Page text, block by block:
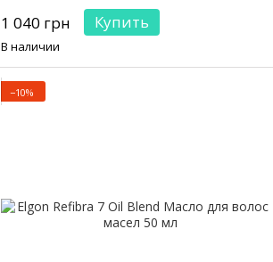
1 040 грн Купить
В наличии
−10%